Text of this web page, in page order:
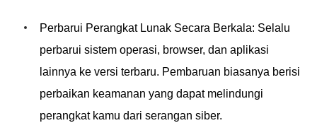
Perbarui Perangkat Lunak Secara Berkala: Selalu
perbarui sistem operasi, browser, dan aplikasi
lainnya ke versi terbaru. Pembaruan biasanya berisi
perbaikan keamanan yang dapat melindungi
perangkat kamu dari serangan siber.